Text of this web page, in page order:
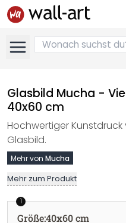
Glasbild Mucha -
40x60 cm
Hochwertiger Kunstdruck
Glasbild.
Mehr von Mucha
Mehr zum Produkt
1
Größe:40x60 cm